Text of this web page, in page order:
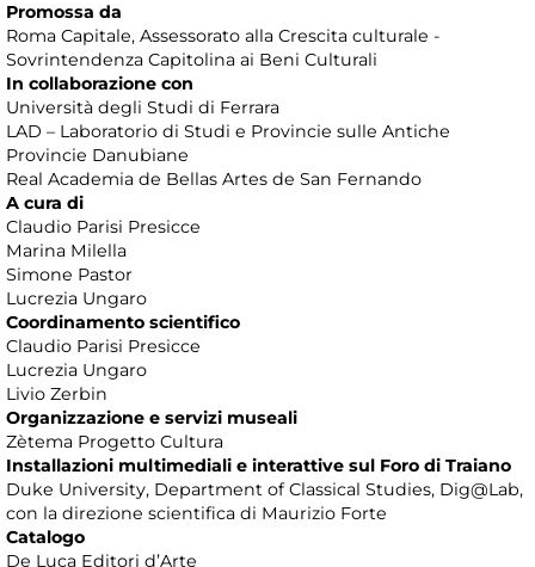
Promossa da
Roma Capitale, Assessorato alla Crescita culturale -
Sovrintendenza Capitolina ai Beni Culturali
In collaborazione con
Università degli Studi di Ferrara
LAD – Laboratorio di Studi e Provincie sulle Antiche
Provincie Danubiane
Real Academia de Bellas Artes de San Fernando
A cura di
Claudio Parisi Presicce
Marina Milella
Simone Pastor
Lucrezia Ungaro
Coordinamento scientifico
Claudio Parisi Presicce
Lucrezia Ungaro
Livio Zerbin
Organizzazione e servizi museali
Zètema Progetto Cultura
Installazioni multimediali e interattive sul Foro di Traiano
Duke University, Department of Classical Studies, Dig@Lab,
con la direzione scientifica di Maurizio Forte
Catalogo
De Luca Editori d’Arte